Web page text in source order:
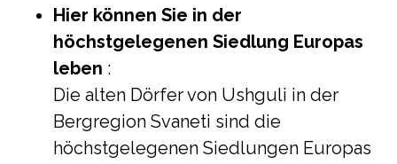
Hier können Sie in der
höchstgelegenen Siedlung Europas
leben :
Die alten Dörfer von Ushguli in der
Bergregion Svaneti sind die
höchstgelegenen Siedlungen Europas